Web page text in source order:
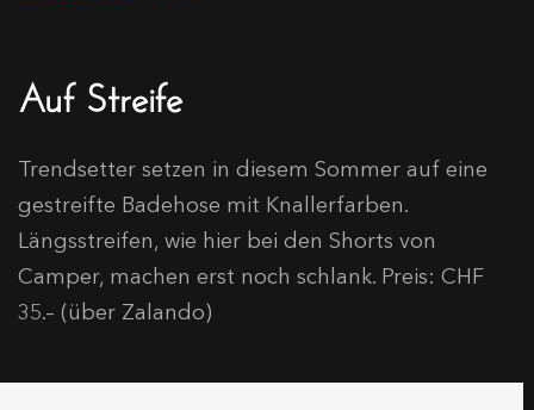
Auf Streife
Trendsetter setzen in diesem Sommer auf eine
gestreifte Badehose mit Knallerfarben.
Längsstreifen, wie hier bei den Shorts von
Camper, machen erst noch schlank. Preis: CHF
35.– (über Zalando)